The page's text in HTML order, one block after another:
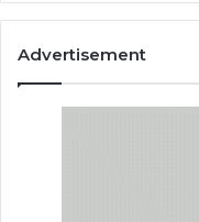
Advertisement